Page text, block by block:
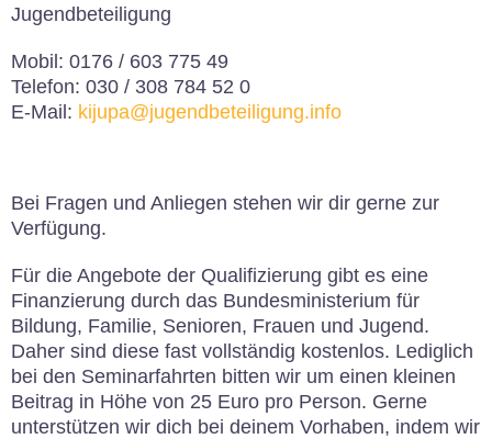
Jugendbeteiligung
Mobil: 0176 / 603 775 49
Telefon: 030 / 308 784 52 0
E-Mail: kijupa@jugendbeteiligung.info
Bei Fragen und Anliegen stehen wir dir gerne zur
Verfügung.
Für die Angebote der Qualifizierung gibt es eine
Finanzierung durch das Bundesministerium für
Bildung, Familie, Senioren, Frauen und Jugend.
Daher sind diese fast vollständig kostenlos. Lediglich
bei den Seminarfahrten bitten wir um einen kleinen
Beitrag in Höhe von 25 Euro pro Person. Gerne
unterstützen wir dich bei deinem Vorhaben, indem wir